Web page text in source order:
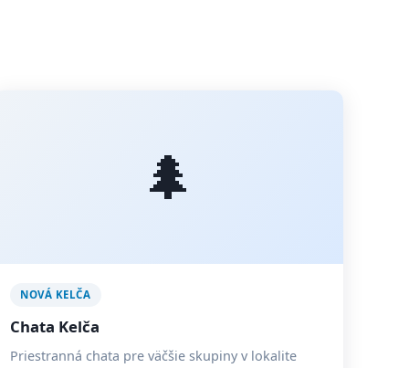
🌲
NOVÁ KELČA
Chata Kelča
Priestranná chata pre väčšie skupiny v lokalite